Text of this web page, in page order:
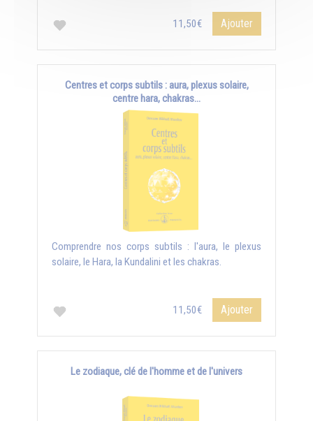
11,50€ Ajouter
Centres et corps subtils : aura, plexus solaire,
centre hara, chakras...
Comprendre nos corps subtils : l'aura, le plexus
solaire, le Hara, la Kundalini et les chakras.
11,50€ Ajouter
Le zodiaque, clé de l'homme et de l'univers